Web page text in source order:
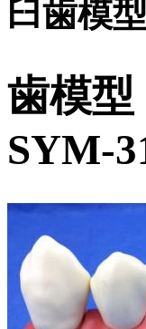
臼歯模
歯模型
SYM-